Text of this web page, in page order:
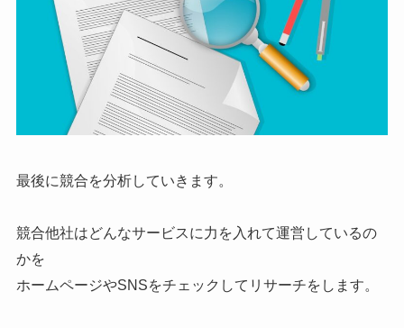
最後に競合を分析していきます。
競合他社はどんなサービスに力を入れて運営しているの
かを
ホームページやSNSをチェックしてリサーチをします。